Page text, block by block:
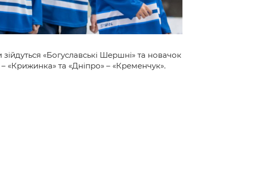
«Богуславські Шершні» та новачок
«Крижинка» та «Дніпро» – «Кременчук».